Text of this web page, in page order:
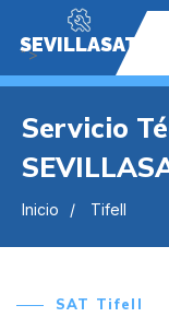
SEVILLASAT
">
Servicio
Inicio Tifell
SAT Tifell